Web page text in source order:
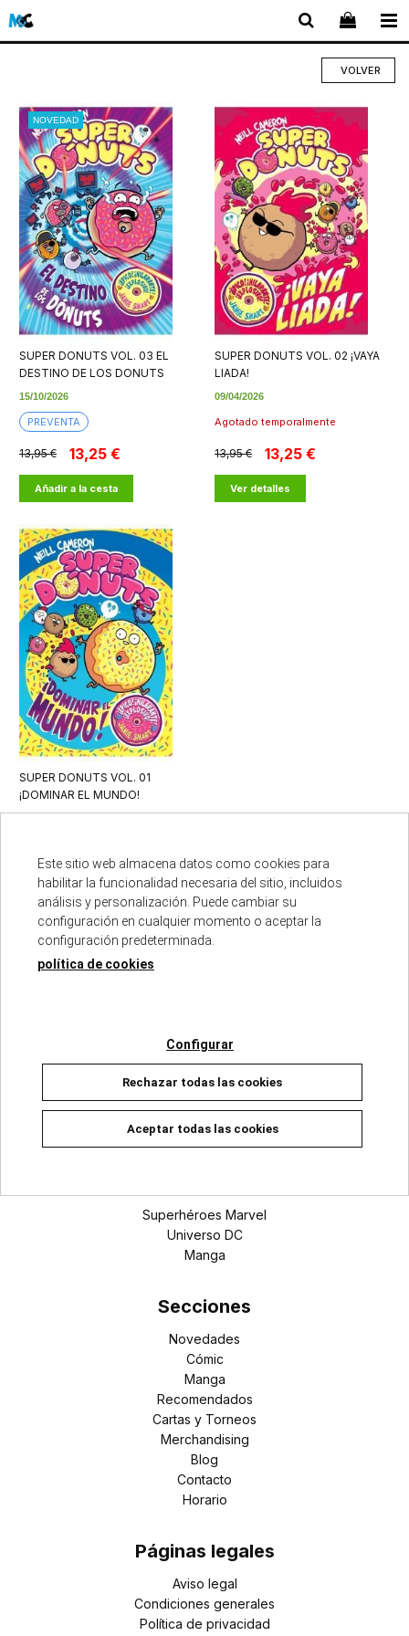
VOLVER
NOVEDAD
SUPER DONUTS VOL. 03 EL
DESTINO DE LOS DONUTS
15/10/2026
PREVENTA
13,95 € 13,25 €
Añadir a la cesta
SUPER DONUTS VOL. 02 ¡VAYA
LIADA!
09/04/2026
Agotado temporalmente
13,95 € 13,25 €
Ver detalles
SUPER DONUTS VOL. 01
¡DOMINAR EL MUNDO!
13,95 € 13,25 €
Añadir a la cesta
Punto oficial
Superhéroes Marvel
Universo DC
Manga
Secciones
Novedades
Cómic
Manga
Recomendados
Cartas y Torneos
Merchandising
Blog
Contacto
Horario
Páginas legales
Aviso legal
Condiciones generales
Política de privacidad
Este sitio web almacena datos como cookies para
habilitar la funcionalidad necesaria del sitio, incluidos
análisis y personalización. Puede cambiar su
configuración en cualquier momento o aceptar la
configuración predeterminada.
política de cookies
Configurar
Rechazar todas las cookies
Aceptar todas las cookies